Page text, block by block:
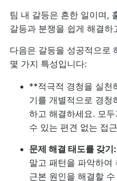
팀 내 갈등은 흔한 일이며,
갈등과 분쟁을 쉽게 해결하
다음은 갈등을 성공적으로
몇 가지 특성입니다:
**적극적 경청을 실천
기를 개별적으로 경청
하고 해결하세요. 모
수 있는 편견 없는 접
문제 해결 태도를 갖기:
말고 패턴을 파악하여
근본 원인을 해결할